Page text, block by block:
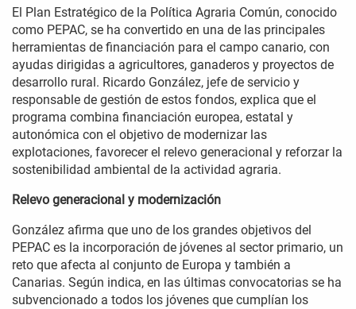
El Plan Estratégico de la Política Agraria Común, conocido
como PEPAC, se ha convertido en una de las principales
herramientas de financiación para el campo canario, con
ayudas dirigidas a agricultores, ganaderos y proyectos de
desarrollo rural. Ricardo González, jefe de servicio y
responsable de gestión de estos fondos, explica que el
programa combina financiación europea, estatal y
autonómica con el objetivo de modernizar las
explotaciones, favorecer el relevo generacional y reforzar la
sostenibilidad ambiental de la actividad agraria.
Relevo generacional y modernización
González afirma que uno de los grandes objetivos del
PEPAC es la incorporación de jóvenes al sector primario, un
reto que afecta al conjunto de Europa y también a
Canarias. Según indica, en las últimas convocatorias se ha
subvencionado a todos los jóvenes que cumplían los